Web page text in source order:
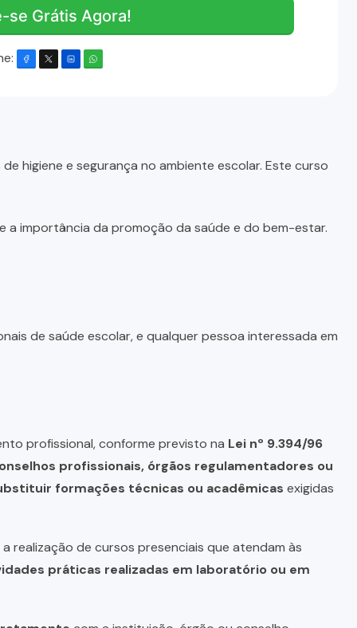
se Grátis Agora!
higiene e segurança no ambiente escolar. Este curso
a importância da promoção da saúde e do bem-estar.
de saúde escolar, e qualquer pessoa interessada em
profissional, conforme previsto na Lei nº 9.394/96
profissionais, órgãos regulamentadores ou
formações técnicas ou acadêmicas exigidas
a realização de cursos presenciais que atendam às
práticas realizadas em laboratório ou em